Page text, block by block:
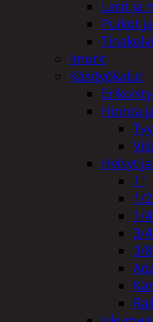
Lasit ja
Puikot
Imurit
Käsityökalut
Hionta
Hylsyt
1"
1/
1/
3/
3/8